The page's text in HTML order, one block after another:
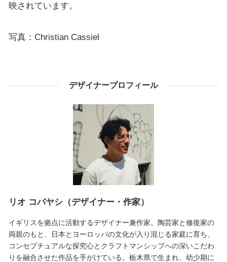
映されています。
写真：Christian Cassiel
デザイナープロフィール
リオ コバヤシ（デザイナー・作家）
イギリスを拠点に活動するデザイナー兼作家。陶芸家と修復家の
両親のもと、日本とヨーロッパの文化が入り混じる家庭に育ち、
コンセプチュアルな探究心とクラフトマンシップへの深いこだわ
りを融合させた作品を手がけている。栃木県で生まれ、幼少期に